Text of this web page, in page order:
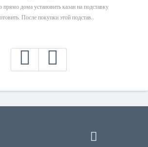
дома установить казан на подставку
После покупки этой подстав..